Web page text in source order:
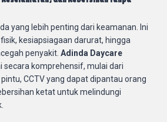
yang lebih penting dari keamanan. Ini
kesiapsiagaan darurat, hingga
penyakit. Adinda Daycare
secara komprehensif, mulai dari
CCTV yang dapat dipantau orang
ketat untuk melindungi